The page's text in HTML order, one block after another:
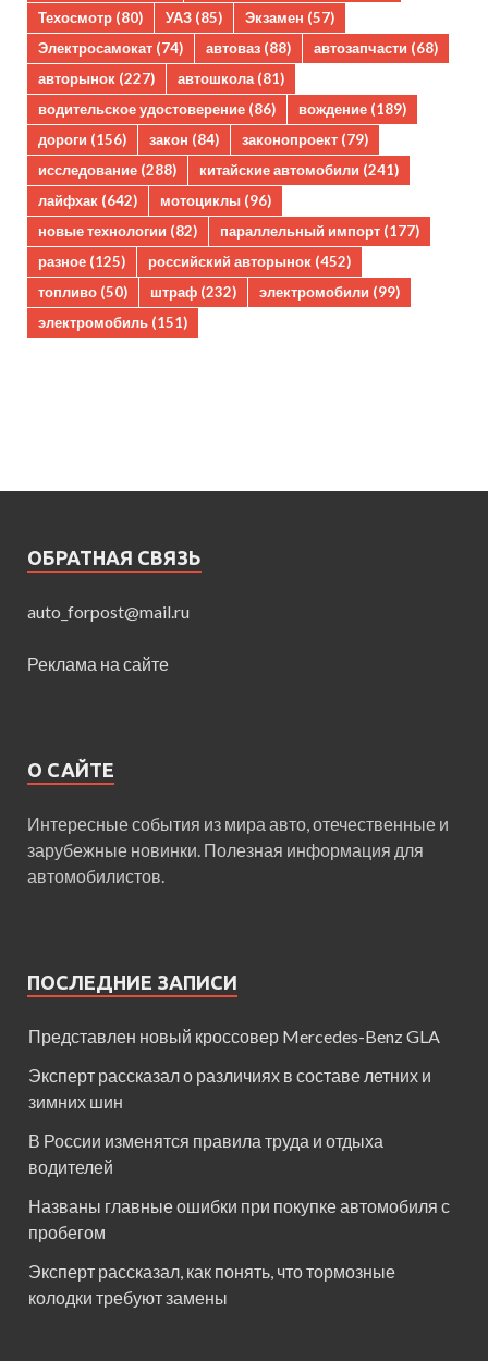
Техосмотр (80) УАЗ (85) Экзамен (57)
Электросамокат (74) автоваз (88) автозапчасти (68)
авторынок (227) автошкола (81)
водительское удостоверение (86) вождение (189)
дороги (156) закон (84) законопроект (79)
исследование (288) китайские автомобили (241)
лайфхак (642) мотоциклы (96)
новые технологии (82) параллельный импорт (177)
разное (125) российский авторынок (452)
топливо (50) штраф (232) электромобили (99)
электромобиль (151)
ОБРАТНАЯ СВЯЗЬ
auto_forpost@mail.ru
Реклама на сайте
О САЙТЕ
Интересные события из мира авто, отечественные и
зарубежные новинки. Полезная информация для
автомобилистов.
ПОСЛЕДНИЕ ЗАПИСИ
Представлен новый кроссовер Mercedes-Benz GLA
Эксперт рассказал о различиях в составе летних и
зимних шин
В России изменятся правила труда и отдыха
водителей
Названы главные ошибки при покупке автомобиля с
пробегом
Эксперт рассказал, как понять, что тормозные
колодки требуют замены